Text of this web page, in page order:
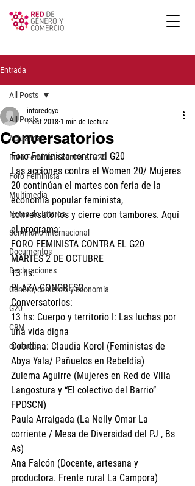
Entrada
All Posts
Actualidad
Foro Feminista contra el G20
Foro Feminista
Multimedia
Notas de Interes
Seminario Internacional
Documentos
Declaraciones
Género, comercio y economía
G20
CRM
cuidados
All Posts
Conversatorios
inforedgyc
1 oct 2018 1 min de lectura
Foro Feminista contra el G20
Las acciones contra el Women 20/ Mujeres
20 continúan el martes con feria de la
economía popular feminista,
conversatorios y cierre con tambores. Aquí
el programa:
FORO FEMINISTA CONTRA EL G20
MARTES 2 DE OCTUBRE
13 hs.
PLAZA CONGRESO
Conversatorios:
13 hs: Cuerpo y territorio I: Las luchas por
una vida digna
Coordina: Claudia Korol (Feministas de
Abya Yala/ Pañuelos en Rebeldía)
Zulema Aguirre (Mujeres en Red de Villa
Langostura y “El colectivo del Barrio”
FPDSCN)
Paula Arraigada (La Nelly Omar La
corriente / Mesa de Diversidad del PJ , Bs
As)
Ana Falcón (Docente, artesana y
productora. Frente rural La Campora)